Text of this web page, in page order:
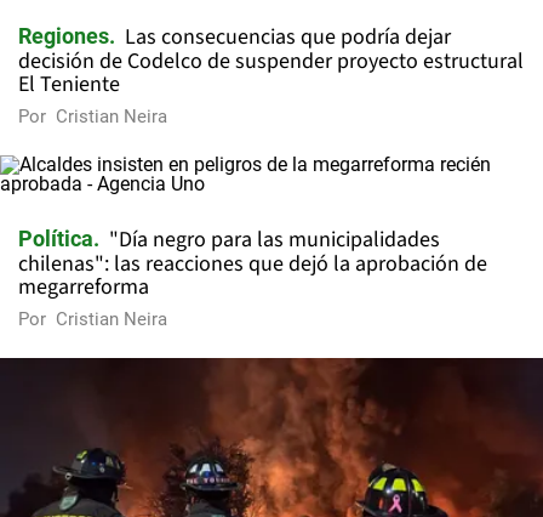
Regiones
Las consecuencias que podría dejar
decisión de Codelco de suspender proyecto estructural
El Teniente
Por Cristian Neira
Política
"Día negro para las municipalidades
chilenas": las reacciones que dejó la aprobación de
megarreforma
Por Cristian Neira